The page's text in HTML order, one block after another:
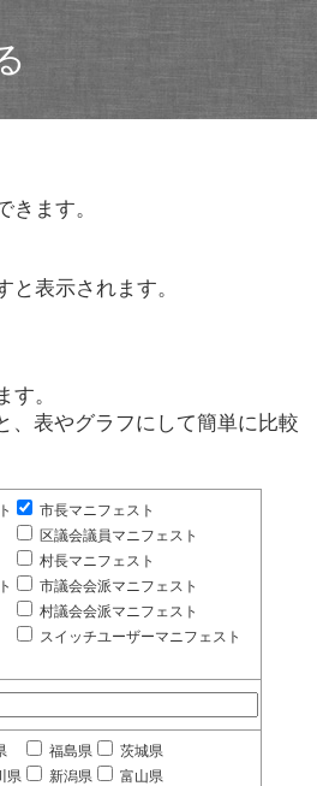
ます。
表示されます。
。
、表やグラフにして簡単に比較
市長マニフェスト
区議会議員マニフェスト
村長マニフェスト
市議会会派マニフェスト
村議会会派マニフェスト
スイッチユーザーマニフェスト
福島県
茨城県
県 新潟県
富山県